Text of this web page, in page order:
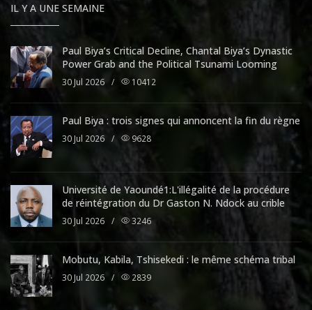
IL Y A UNE SEMAINE
Paul Biya’s Critical Decline, Chantal Biya’s Dynastic
Power Grab and the Political Tsunami Looming
30 Jul 2026 / 10412
Paul Biya : trois signes qui annoncent la fin du règne
30 Jul 2026 / 9628
Université de Yaoundé1:L'illégalité de la procédure
de réintégration du Dr Gaston N. Ndock au crible
30 Jul 2026 / 3246
Mobutu, Kabila, Tshisekedi : le même schéma tribal
30 Jul 2026 / 2839